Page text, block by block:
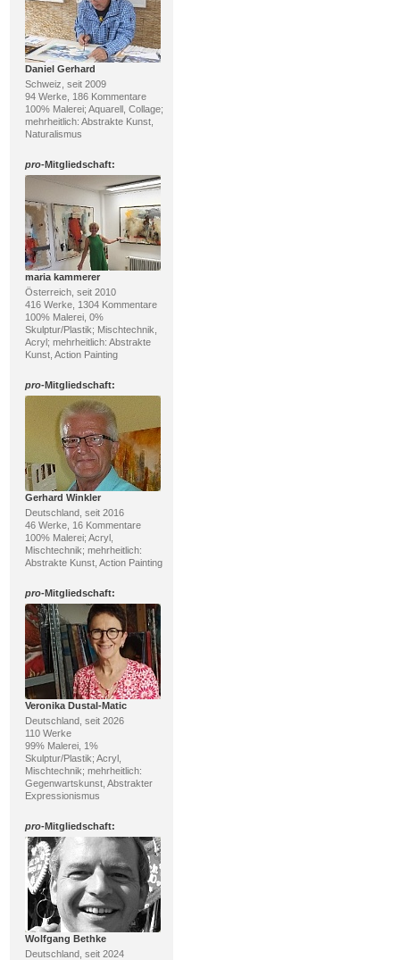
Daniel Gerhard
Schweiz, seit 2009
94 Werke, 186 Kommentare
100% Malerei; Aquarell, Collage;
mehrheitlich: Abstrakte Kunst,
Naturalismus
pro-Mitgliedschaft:
maria kammerer
Österreich, seit 2010
416 Werke, 1304 Kommentare
100% Malerei, 0%
Skulptur/Plastik; Mischtechnik,
Acryl; mehrheitlich: Abstrakte
Kunst, Action Painting
pro-Mitgliedschaft:
Gerhard Winkler
Deutschland, seit 2016
46 Werke, 16 Kommentare
100% Malerei; Acryl,
Mischtechnik; mehrheitlich:
Abstrakte Kunst, Action Painting
pro-Mitgliedschaft:
Veronika Dustal-Matic
Deutschland, seit 2026
110 Werke
99% Malerei, 1%
Skulptur/Plastik; Acryl,
Mischtechnik; mehrheitlich:
Gegenwartskunst, Abstrakter
Expressionismus
pro-Mitgliedschaft:
Wolfgang Bethke
Deutschland, seit 2024